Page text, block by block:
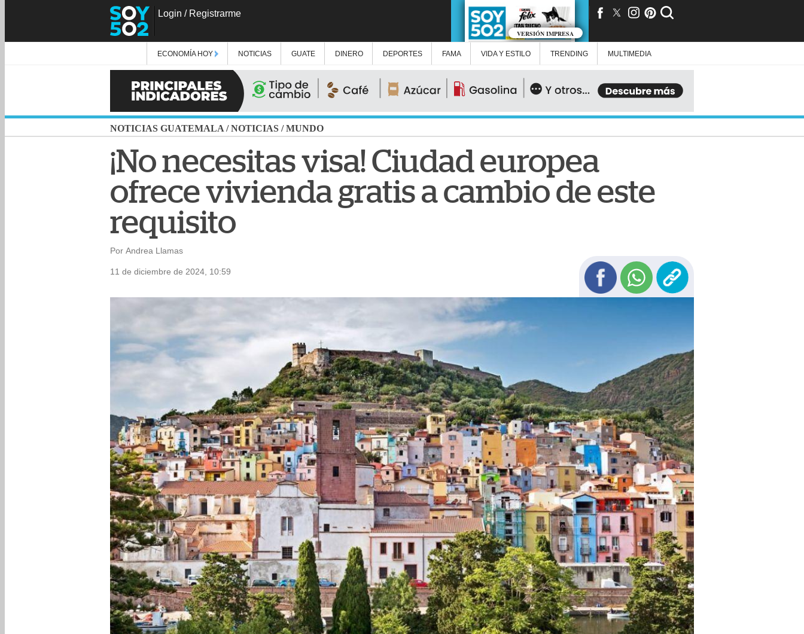
Login / Registrarme
VERSIÓN IMPRESA
ECONOMÍA HOY NOTICIAS GUATE DINERO DEPORTES FAMA VIDA Y ESTILO TRENDING MULTIMEDIA
NOTICIAS GUATEMALA /NOTICIAS /MUNDO
¡No necesitas visa! Ciudad europea
ofrece vivienda gratis a cambio de este
requisito
Por Andrea Llamas
11 de diciembre de 2024, 10:59